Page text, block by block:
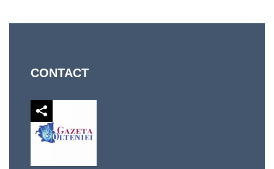
CONTACT